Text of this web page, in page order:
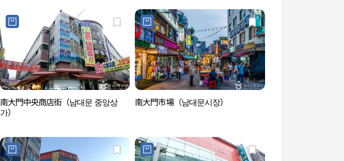
南大門中央商店街（남대문 중앙상
가）
南大門市場（남대문시장）